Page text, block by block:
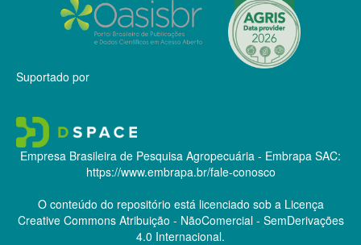
Suportado por
Empresa Brasileira de Pesquisa Agropecuária - Embrapa SAC:
https://www.embrapa.br/fale-conosco
O conteúdo do repositório está licenciado sob a Licença
Creative CommonsAtribuição - NãoComercial - SemDerivações
4.0 Internacional.